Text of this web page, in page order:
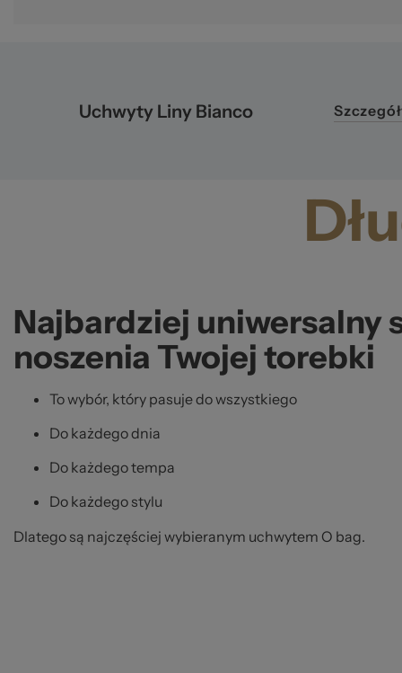
Najbardziej uniwersalny
noszenia Twojej torebki
To wybór, który pasuje do wszystkiego
Do każdego dnia
Do każdego tempa
Do każdego stylu
Dlatego są najczęściej wybieranym uchwytem O bag.
Uchwyty Liny Bianco